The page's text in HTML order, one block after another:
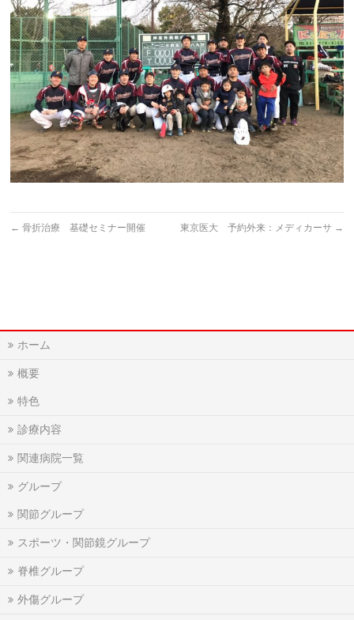
← 骨折治療 基礎セミナー開催 東京医大 予約外来：メディカーサ →
ホーム
概要
特色
診療内容
関連病院一覧
グループ
関節グループ
スポーツ・関節鏡グループ
脊椎グループ
外傷グループ